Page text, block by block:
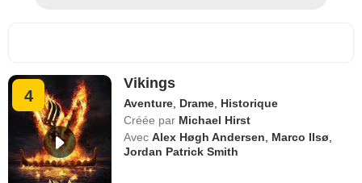
4
Vikings
Aventure Drame Historique
Créée par Michael Hirst
Avec Alex Høgh Andersen Marco Ilsø
Jordan Patrick Smith